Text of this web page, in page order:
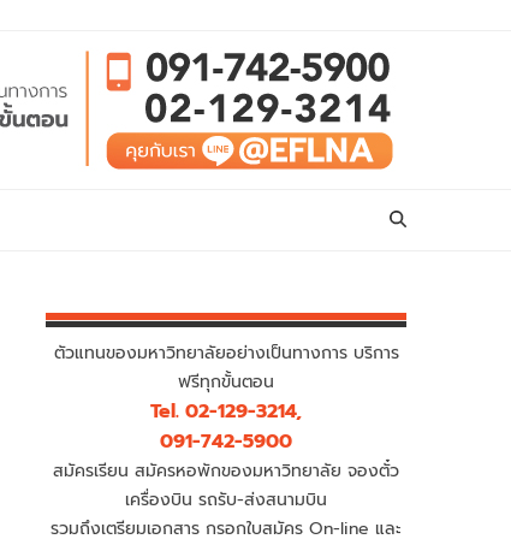
ตัวแทนของมหาวิทยาลัยอย่างเป็นทางการ บริการ
ฟรีทุกขั้นตอน
Tel. 02-129-3214,
091-742-5900
สมัครเรียน สมัครหอพักของมหาวิทยาลัย จองตั๋ว
เครื่องบิน รถรับ-ส่งสนามบิน
รวมถึงเตรียมเอกสาร กรอกใบสมัคร On-line และ